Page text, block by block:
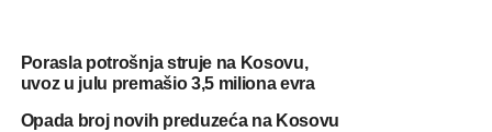
Porasla potrošnja struje na Kosovu,
uvoz u julu premašio 3,5 miliona evra
Opada broj novih preduzeća na Kosovu